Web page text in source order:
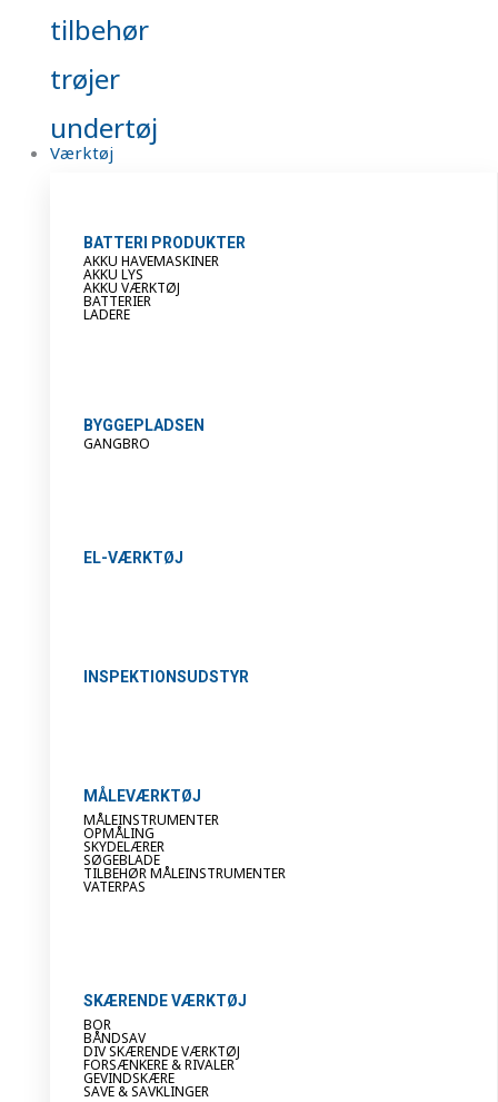
tilbehør
trøjer
undertøj
Værktøj
BATTERI PRODUKTER
AKKU HAVEMASKINER
AKKU LYS
AKKU VÆRKTØJ
BATTERIER
LADERE
BYGGEPLADSEN
GANGBRO
EL-VÆRKTØJ
INSPEKTIONSUDSTYR
MÅLEVÆRKTØJ
MÅLEINSTRUMENTER
OPMÅLING
SKYDELÆRER
SØGEBLADE
TILBEHØR MÅLEINSTRUMENTER
VATERPAS
SKÆRENDE VÆRKTØJ
BOR
BÅNDSAV
DIV SKÆRENDE VÆRKTØJ
FORSÆNKERE & RIVALER
GEVINDSKÆRE
SAVE & SAVKLINGER